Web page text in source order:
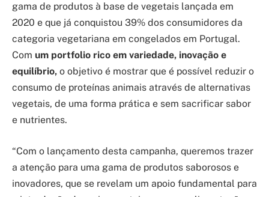
gama de produtos à base de vegetais lançada em
2020 e que já conquistou 39% dos consumidores da
categoria vegetariana em congelados em Portugal.
Com um portfolio rico em variedade, inovação e
equilíbrio, o objetivo é mostrar que é possível reduzir o
consumo de proteínas animais através de alternativas
vegetais, de uma forma prática e sem sacrificar sabor
e nutrientes.
“Com o lançamento desta campanha, queremos trazer
a atenção para uma gama de produtos saborosos e
inovadores, que se revelam um apoio fundamental para